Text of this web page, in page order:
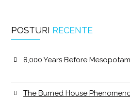
POSTURI RECENTE
8,000 Years Before
The Burned House